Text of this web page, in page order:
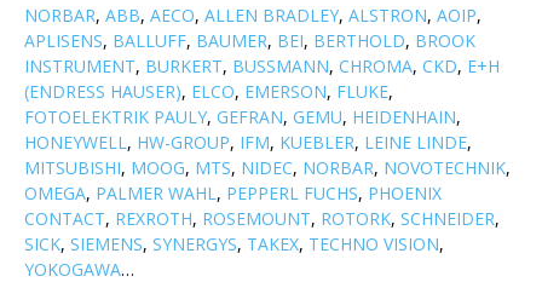
NORBAR, ABB, AECO, ALLEN BRADLEY, ALSTRON, AOIP,
APLISENS, BALLUFF, BAUMER, BEI, BERTHOLD, BROOK
INSTRUMENT, BURKERT, BUSSMANN, CHROMA, CKD, E+H
(ENDRESS HAUSER), ELCO, EMERSON, FLUKE,
FOTOELEKTRIK PAULY, GEFRAN, GEMU, HEIDENHAIN,
HONEYWELL, HW-GROUP, IFM, KUEBLER, LEINE LINDE,
MITSUBISHI, MOOG, MTS, NIDEC, NORBAR, NOVOTECHNIK,
OMEGA, PALMER WAHL, PEPPERL FUCHS, PHOENIX
CONTACT, REXROTH, ROSEMOUNT, ROTORK, SCHNEIDER,
SICK, SIEMENS, SYNERGYS, TAKEX, TECHNO VISION,
YOKOGAWA…